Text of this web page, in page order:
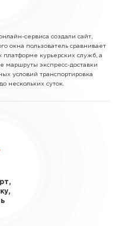
сервиса создали сайт,
окна пользователь сравнивает
курьерских служб, а
маршруты экспресс-доставки
условий транспортировка
нескольких суток.